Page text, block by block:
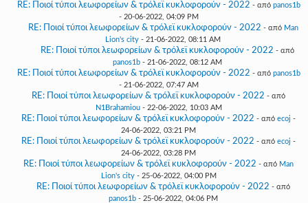
RE: Ποιοί τύποι λεωφορείων & τρόλεϊ κυκλοφορούν - 2022 - από panos1b
- 20-06-2022, 04:09 PM
RE: Ποιοί τύποι λεωφορείων & τρόλεϊ κυκλοφορούν - 2022 - από Man
Lion's city - 21-06-2022, 08:11 AM
RE: Ποιοί τύποι λεωφορείων & τρόλεϊ κυκλοφορούν - 2022 - από
panos1b - 21-06-2022, 08:12 AM
RE: Ποιοί τύποι λεωφορείων & τρόλεϊ κυκλοφορούν - 2022 - από panos1b
- 21-06-2022, 07:47 AM
RE: Ποιοί τύποι λεωφορείων & τρόλεϊ κυκλοφορούν - 2022 - από
N1Brahamiou- 22-06-2022, 10:03 AM
RE: Ποιοί τύποι λεωφορείων & τρόλεϊ κυκλοφορούν - 2022 - από ecoj -
24-06-2022, 03:21 PM
RE: Ποιοί τύποι λεωφορείων & τρόλεϊ κυκλοφορούν - 2022 - από ecoj -
24-06-2022, 03:28 PM
RE: Ποιοί τύποι λεωφορείων & τρόλεϊ κυκλοφορούν - 2022 - από Man
Lion's city- 25-06-2022, 04:00 PM
RE: Ποιοί τύποι λεωφορείων & τρόλεϊ κυκλοφορούν - 2022 - από
panos1b- 25-06-2022, 04:06 PM